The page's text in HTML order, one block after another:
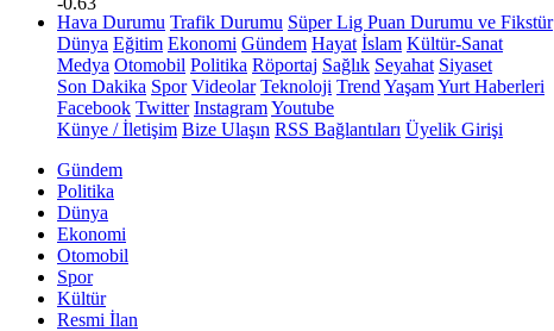
Hava Durumu Trafik Durumu Süper Lig Puan Durumu ve Fikstür
Dünya Eğitim Ekonomi Gündem Hayat İslam Kültür-Sanat
Medya Otomobil Politika Röportaj Sağlık Seyahat Siyaset
Son Dakika Spor Videolar Teknoloji Trend YaşamYurt Haberleri
Facebook Twitter InstagramYoutube
Künye / İletişim Bize Ulaşın RSS Bağlantıları Üyelik Girişi
Gündem
Politika
Dünya
Ekonomi
Otomobil
Spor
Kültür
Resmi İlan